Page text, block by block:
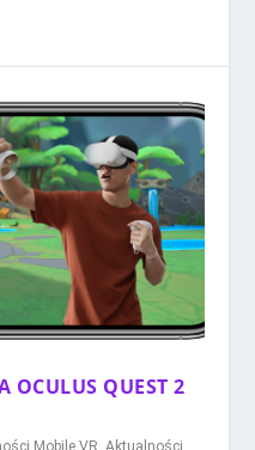
OCULUS QUEST 2